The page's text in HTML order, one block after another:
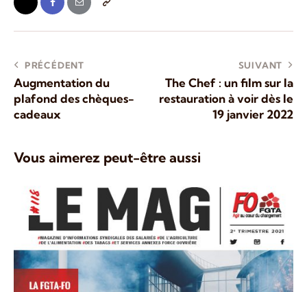
PRÉCÉDENT
Augmentation du
plafond des chèques-
cadeaux
SUIVANT
The Chef : un film sur la
restauration à voir dès le
19 janvier 2022
Vous aimerez peut-être aussi